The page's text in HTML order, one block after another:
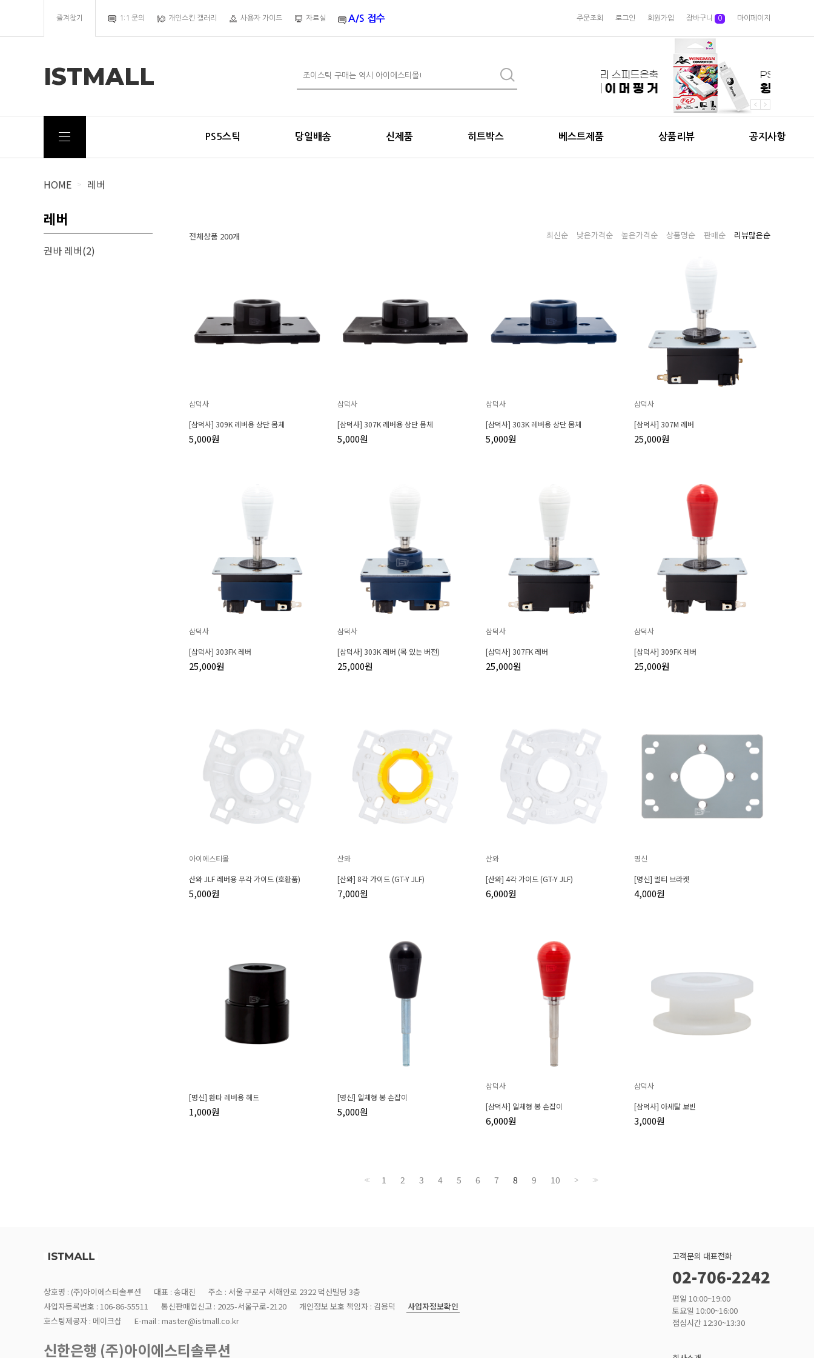
즐겨찾기 1:1 문의 개인스킨 갤러리 사용자 가이드 자료실 A/S 접수 주문조회 로그인 회원가입 장바구니 0 마이페이지
ISTMALL
PS5스틱 당일배송 신제품 히트박스 베스트제품 상품리뷰 공지사항
HOME > 레버
레버
권바 레버(2)
전체상품 200개 최신순 낮은가격순 높은가격순 상품명순 판매순 리뷰많은순
삼덕사
[삼덕사] 309K 레버용 상단 몸체
5,000원
삼덕사
[삼덕사] 307K 레버용 상단 몸체
5,000원
삼덕사
[삼덕사] 303K 레버용 상단 몸체
5,000원
삼덕사
[삼덕사] 307M 레버
25,000원
삼덕사
[삼덕사] 303FK 레버
25,000원
삼덕사
[삼덕사] 303K 레버 (목 있는 버전)
25,000원
삼덕사
[삼덕사] 307FK 레버
25,000원
삼덕사
[삼덕사] 309FK 레버
25,000원
아이에스티몰
산와 JLF 레버용 무각 가이드 (호환품)
5,000원
산와
[산와] 8각 가이드 (GT-Y JLF)
7,000원
산와
[산와] 4각 가이드 (GT-Y JLF)
6,000원
명신
[명신] 멀티 브라켓
4,000원
[명신] 환타 레버용 헤드
1,000원
[명신] 일체형 봉 손잡이
5,000원
삼덕사
[삼덕사] 일체형 봉 손잡이
6,000원
삼덕사
[삼덕사] 아세탈 보빈
3,000원
<< 1 2 3 4 5 6 7 8 9 10 > >>
상호명 : (주)아이에스티솔루션 대표 : 송대진
주소 : 서울 구로구 서해안로 2322 덕산빌딩 3층
사업자등록번호 : 106-86-55511
통신판매업신고 : 2025-서울구로-2120 개인정보 보호 책임자 : 김용덕
사업자정보확인
호스팅제공자 : 메이크샵
E-mail : master@istmall.co.kr
신한은행 (주)아이에스티솔루션
고객문의 대표전화
02-706-2242
평일 10:00~19:00
토요일 10:00~16:00
점심시간 12:30~13:30